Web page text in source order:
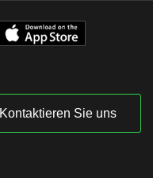
Kontaktieren Sie uns